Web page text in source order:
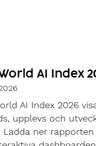
AI Index
AI Index 2026
upplevs och
Ladda ner